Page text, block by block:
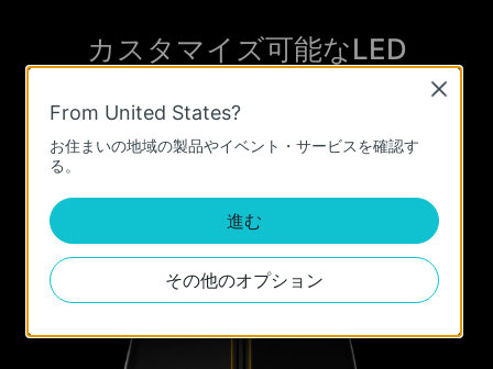
カスタマイズ可能なLED
鮮やかに光るRGBライティングで、ゲームの雰囲
気を高めるためにゲーム環境に合わせた周囲の照
明を
追加することで、より没入感のあるゲーム体験を
作り出すことができます。
From United States?
お住まいの地域の製品やイベント・サービスを確認す
る。
進む
その他のオプション
Close